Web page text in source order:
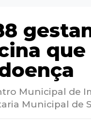
Municipal de
Municipal de